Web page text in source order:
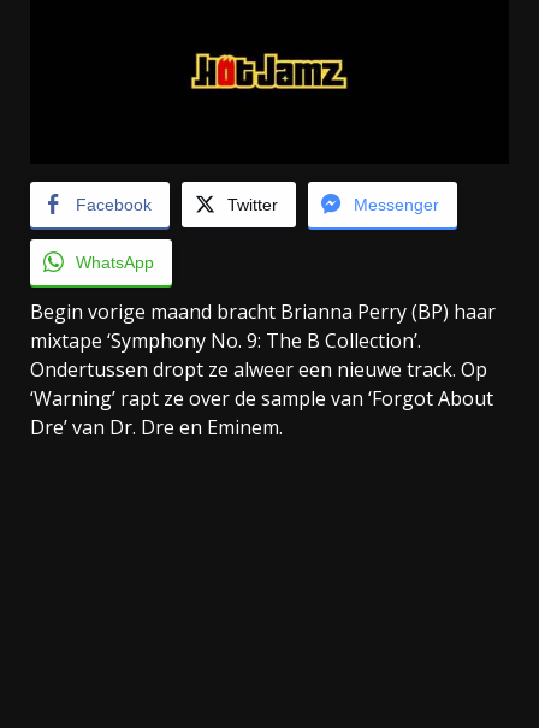
Facebook Twitter Messenger
WhatsApp
Begin vorige maand bracht Brianna Perry (BP) haar
mixtape ‘Symphony No. 9: The B Collection’.
Ondertussen dropt ze alweer een nieuwe track. Op
‘Warning’ rapt ze over de sample van ‘Forgot About
Dre’ van Dr. Dre en Eminem.